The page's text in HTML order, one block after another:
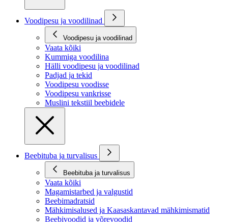
Voodipesu ja voodilinad
Voodipesu ja voodilinad
Vaata kõiki
Kummiga voodilina
Hälli voodipesu ja voodilinad
Padjad ja tekid
Voodipesu voodisse
Voodipesu vankrisse
Muslini tekstiil beebidele
Beebituba ja turvalisus
Beebituba ja turvalisus
Vaata kõiki
Magamistarbed ja valgustid
Beebimadratsid
Mähkimisalused ja Kaasaskantavad mähkimismatid
Beebivoodid ja võrevoodid